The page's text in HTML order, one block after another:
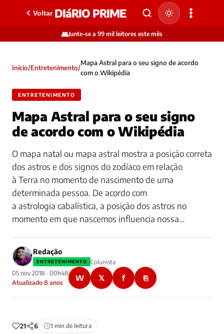
Voltar DIáRIO PRIME
👥Junte-se a 99 mil leitores este mês
Início/Entretenimento/
Mapa Astral para o seu signo de acordo
com o Wikipédia
ENTRETENIMENTO
Mapa Astral para o seu signo
de acordo com o Wikipédia
O mapa natal ou mapa astral mostra a posição correta
dos astros e dos signos do zodíaco em relação
à Terra no momento de nascimento de uma
determinada pessoa. De acordo com
a astrologia cabalística, a posição dos astros no
momento em que nascemos influencia nossa…
Redação
ENTRETENIMENTO
Colunista
05 nov 2018 · 00h48
Atualizado 8 anos
W 𝕏 f ⎘
21 6 1 min de leitura